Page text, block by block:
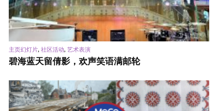
主页幻灯片, 社区活动, 艺术表演
碧海蓝天留倩影，欢声笑语满邮轮